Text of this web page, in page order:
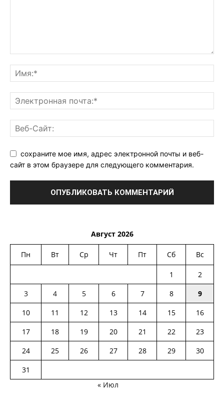
сохраните мое имя, адрес электронной почты и веб-
сайт в этом браузере для следующего комментария.
Август 2026
Пн Вт Ср Чт Пт Сб Вс
1
2
3
4 5 6 7 8
9
10
11 12 13 14 15
16
17
18 19 20 21 22
23
24
25 26 27 28 29
30
31
« Июл